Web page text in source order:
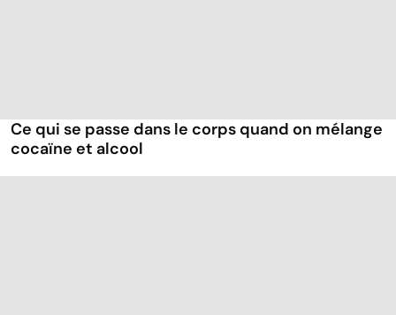
Ce qui se passe dans le corps quand on mélange
cocaïne et alcool